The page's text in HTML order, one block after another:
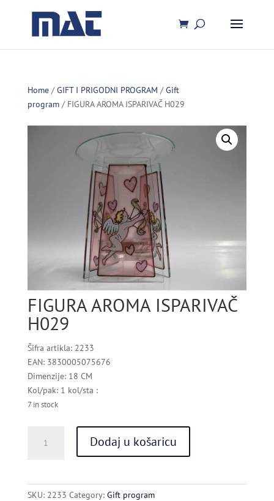
Home/GIFT I PRIGODNI PROGRAM /Gift
program/ FIGURA AROMA ISPARIVAČ H029
FIGURA AROMA ISPARIVAČ
H029
Šifra artikla: 2233
EAN: 3830005075676
Dimenzije: 18 CM
Kol/pak: 1 kol/sta :
7 in stock
AROMA
Dodaj u košaricu
SKU: 2233 Category: Gift program